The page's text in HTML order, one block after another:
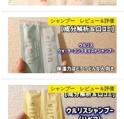
シャンプー レビュー＆評価
シャンプー レビュー＆評価